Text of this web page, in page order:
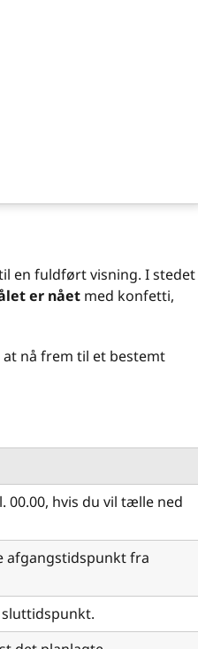
en fuldført visning. I stedet
er nået med konfetti,
nå frem til et bestemt
hvis du vil tælle ned
afgangstidspunkt fra